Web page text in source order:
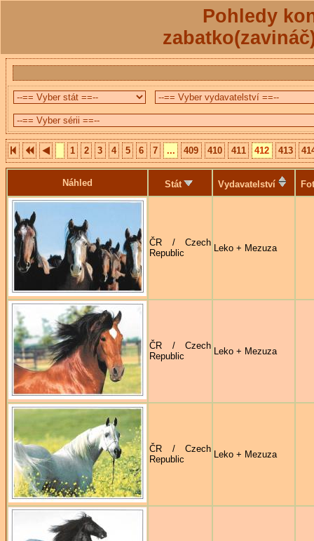
Pohledy
1 2 3 4 5 6 7 ... 409 410 411 412 413
Náhled Stát Vydavatelství
ČR / Czech
Republic
Leko + Mezuza
ČR / Czech
Republic
Leko + Mezuza
ČR / Czech
Republic
Leko + Mezuza